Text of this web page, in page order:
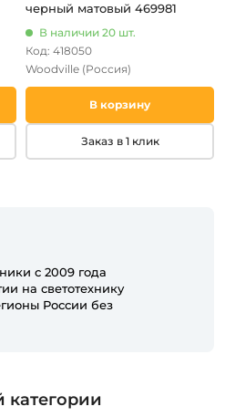
черный матовый 469981
В наличии 20 шт.
Код: 418050
Woodville (Россия)
В корзину
Заказ в 1 клик
с 2009 года
на светотехнику
России без
категории